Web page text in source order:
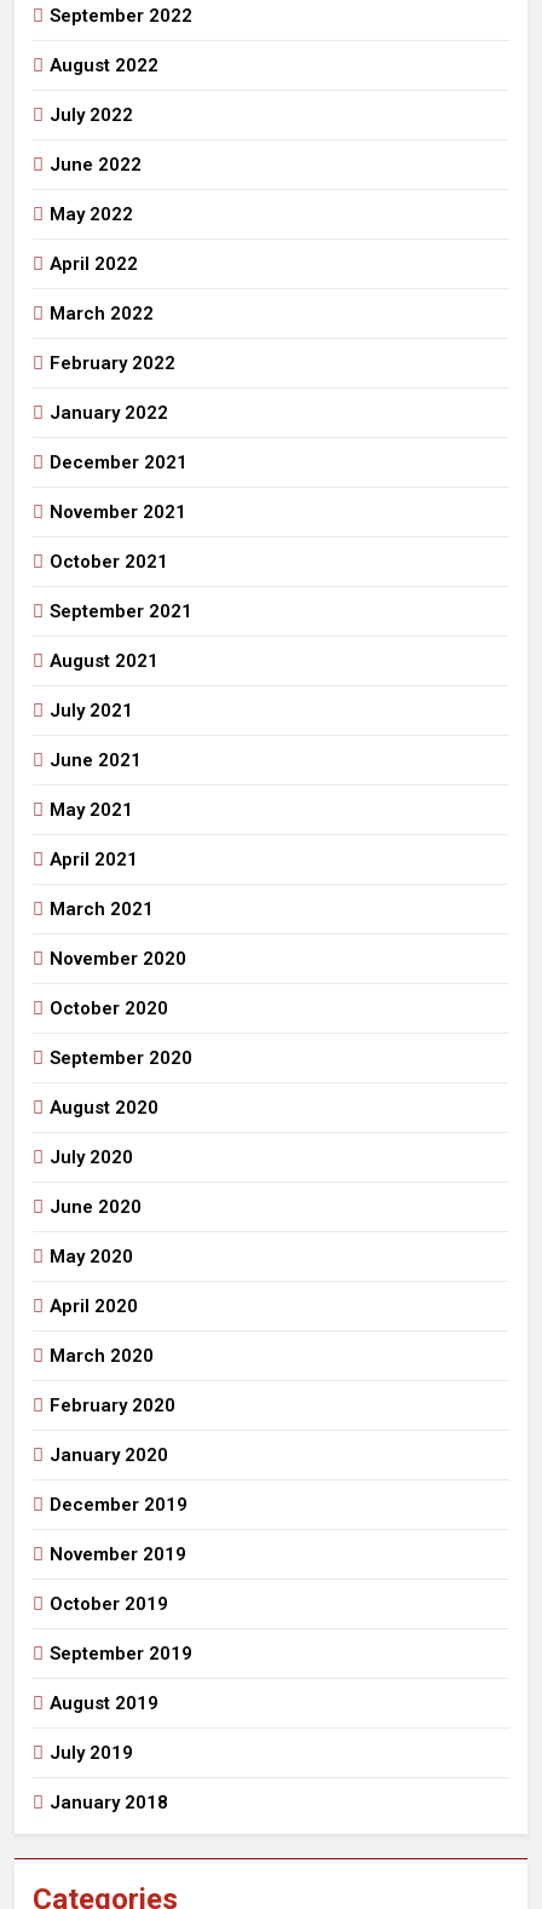
September 2022
August 2022
July 2022
June 2022
May 2022
April 2022
March 2022
February 2022
January 2022
December 2021
November 2021
October 2021
September 2021
August 2021
July 2021
June 2021
May 2021
April 2021
March 2021
November 2020
October 2020
September 2020
August 2020
July 2020
June 2020
May 2020
April 2020
March 2020
February 2020
January 2020
December 2019
November 2019
October 2019
September 2019
August 2019
July 2019
January 2018
Categories